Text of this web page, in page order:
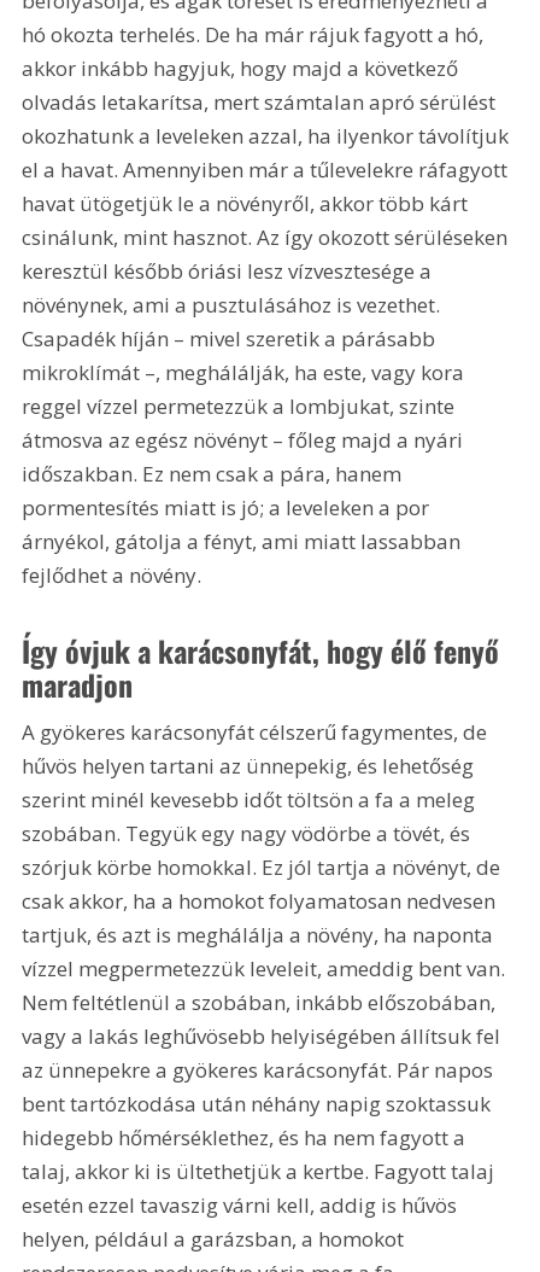
hó okozta terhelés. De ha már rájuk fagyott a hó,
akkor inkább hagyjuk, hogy majd a következő
olvadás letakarítsa, mert számtalan apró sérülést
okozhatunk a leveleken azzal, ha ilyenkor távolítjuk
el a havat. Amennyiben már a tűlevelekre ráfagyott
havat ütögetjük le a növényről, akkor több kárt
csinálunk, mint hasznot. Az így okozott sérüléseken
keresztül később óriási lesz vízvesztesége a
növénynek, ami a pusztulásához is vezethet.
Csapadék híján – mivel szeretik a párásabb
mikroklímát –, meghálálják, ha este, vagy kora
reggel vízzel permetezzük a lombjukat, szinte
átmosva az egész növényt – főleg majd a nyári
időszakban. Ez nem csak a pára, hanem
pormentesítés miatt is jó; a leveleken a por
árnyékol, gátolja a fényt, ami miatt lassabban
fejlődhet a növény.
Így óvjuk a karácsonyfát, hogy élő fenyő
maradjon
A gyökeres karácsonyfát célszerű fagymentes, de
hűvös helyen tartani az ünnepekig, és lehetőség
szerint minél kevesebb időt töltsön a fa a meleg
szobában. Tegyük egy nagy vödörbe a tövét, és
szórjuk körbe homokkal. Ez jól tartja a növényt, de
csak akkor, ha a homokot folyamatosan nedvesen
tartjuk, és azt is meghálálja a növény, ha naponta
vízzel megpermetezzük leveleit, ameddig bent van.
Nem feltétlenül a szobában, inkább előszobában,
vagy a lakás leghűvösebb helyiségében állítsuk fel
az ünnepekre a gyökeres karácsonyfát. Pár napos
bent tartózkodása után néhány napig szoktassuk
hidegebb hőmérséklethez, és ha nem fagyott a
talaj, akkor ki is ültethetjük a kertbe. Fagyott talaj
esetén ezzel tavaszig várni kell, addig is hűvös
helyen, például a garázsban, a homokot